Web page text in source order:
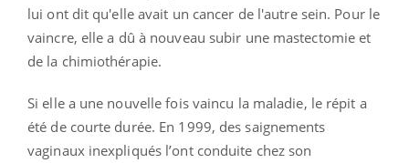
lui ont dit qu'elle avait un cancer de l'autre sein. Pour le
vaincre, elle a dû à nouveau subir une mastectomie et
de la chimiothérapie.
Si elle a une nouvelle fois vaincu la maladie, le répit a
été de courte durée. En 1999, des saignements
vaginaux inexpliqués l’ont conduite chez son